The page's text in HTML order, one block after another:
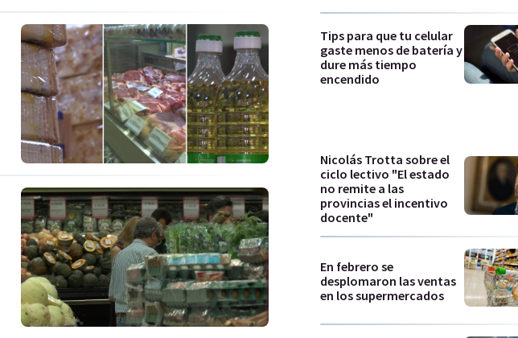
Tips para que tu celular
gaste menos de batería y
dure más tiempo
encendido
Nicolás Trotta sobre el
ciclo lectivo "El estado
no remite a las
provincias el incentivo
docente"
En febrero se
desplomaron las ventas
en los supermercados